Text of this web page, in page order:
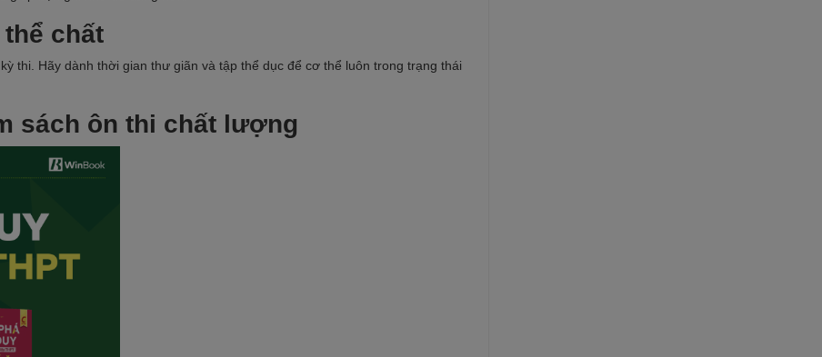
chất
thi. Hãy dành thời gian thư giãn và tập thể dục để cơ thể luôn trong trạng thái
sách ôn thi chất lượng